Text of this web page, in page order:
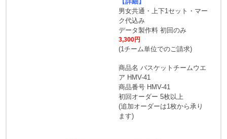
男女共通・上下1セット・マー
ク代込み
データ製作料 初回のみ
3,300円
(1チーム単位でのご請求)
商品名 バスケットチームウエ
ア HMV-41
商品番号 HMV-41
初回オーダー 5枚以上
(追加オーダーは1枚から承り
ます)